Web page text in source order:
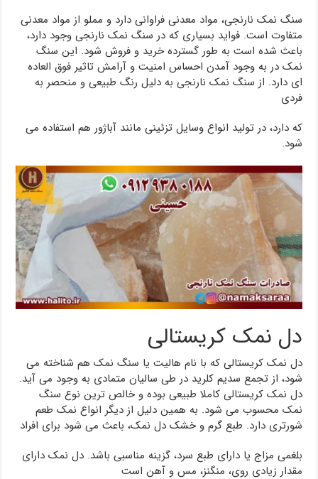
سنگ نمک نارنجی، مواد معدنی فراوانی دارد و مملو از مواد معدنی
متفاوت است. فواید بسیاری که در سنگ نمک نارنجی وجود دارد،
باعث شده است به طور گسترده خرید و فروش شود. این سنگ
نمک در به وجود آمدن احساس امنیت و آرامش تاثیر فوق العاده
ای دارد. از سنگ نمک نارنجی به دلیل رنگ طبیعی و منحصر به
فردی
که دارد، در تولید انواع وسایل تزئینی مانند آباژور هم استفاده می
شود.
دل نمک کریستالی
دل نمک کریستالی که با نام هالیت یا سنگ نمک هم شناخته می
شود، از تجمع سدیم کلرید در طی سالیان متمادی به وجود می آید.
دل نمک کریستالی کاملا طبیعی بوده و خالص ترین نوع سنگ
نمک محسوب می شود. به همین دلیل از دیگر انواع نمک طعم
شورتری دارد. طبع گرم و خشک دل نمک، باعث می شود برای افراد
بلغمی مزاج یا دارای طبع سرد، گزینه مناسبی باشد. دل نمک دارای
مقدار زیادی روی، منگنز، مس و آهن است